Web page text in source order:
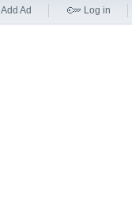
Add Ad Log in